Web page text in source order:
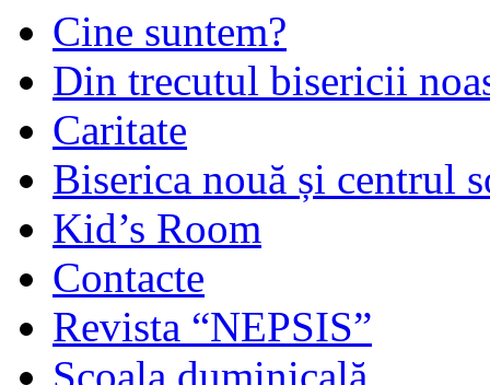
Cine suntem?
Din trecutul bisericii
Caritate
Biserica nouă și centrul
Kid’s Room
Contacte
Revista “NEPSIS”
Școala duminicală